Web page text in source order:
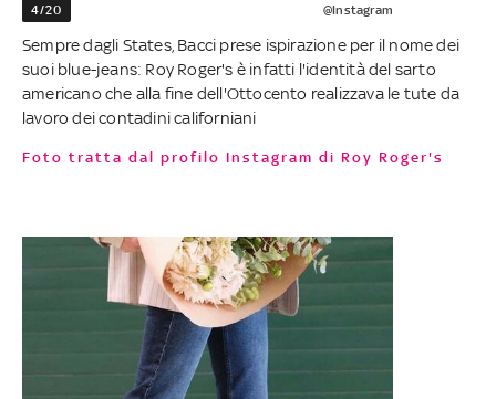
4/20 @Instagram
Sempre dagli States, Bacci prese ispirazione per il nome dei
suoi blue-jeans: Roy Roger's è infatti l'identità del sarto
americano che alla fine dell'Ottocento realizzava le tute da
lavoro dei contadini californiani
Foto tratta dal profilo Instagram di Roy Roger's